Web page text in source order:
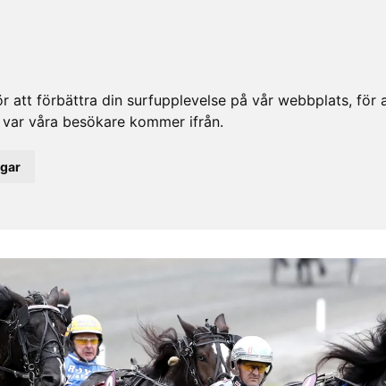
att förbättra din surfupplevelse på vår webbplats, för
våra besökare kommer ifrån.